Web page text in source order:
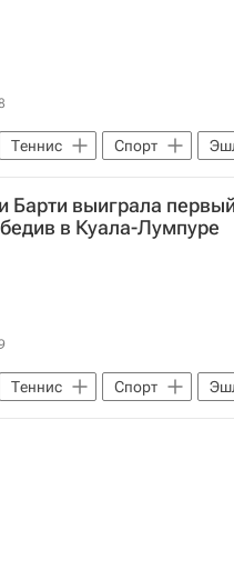
Теннис Спорт
Барти выиграла
в Куала-Лумпуре
Теннис Спорт